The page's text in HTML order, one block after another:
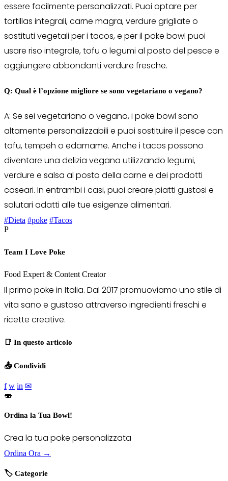
essere facilmente personalizzati. Puoi optare per
tortillas integrali, carne magra, verdure grigliate o
sostituti vegetali per i tacos, e per il poke bowl puoi
usare riso integrale, tofu o legumi al posto del pesce e
aggiungere abbondanti verdure fresche.
Q: Qual è l’opzione migliore se sono vegetariano o vegano?
A: Se sei vegetariano o vegano, i poke bowl sono
altamente personalizzabili e puoi sostituire il pesce con
tofu, tempeh o edamame. Anche i tacos possono
diventare una delizia vegana utilizzando legumi,
verdure e salsa al posto della carne e dei prodotti
caseari. In entrambi i casi, puoi creare piatti gustosi e
salutari adatti alle tue esigenze alimentari.
#Dieta #poke #Tacos
P
Team I Love Poke
Food Expert & Content Creator
Il primo poke in Italia. Dal 2017 promuoviamo uno stile di
vita sano e gustoso attraverso ingredienti freschi e
ricette creative.
📑 In questo articolo
📤 Condividi
f w in ✉
🍣
Ordina la Tua Bowl!
Crea la tua poke personalizzata
Ordina Ora →
🏷️ Categorie